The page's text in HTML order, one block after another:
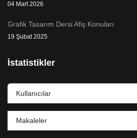
04 Mart 2026
Grafik Tasarım Dersi Afiş Konuları
19 Şubat 2025
İstatistikler
Kullanıcılar
Makaleler